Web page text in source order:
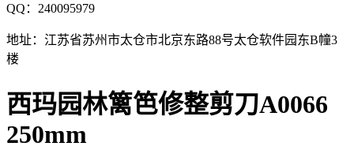
QQ：240095979
地址：江苏省苏州市太仓市北京东路88号太仓软件园东B幢3
楼
西玛园林篱笆修整剪刀A0066
250mm